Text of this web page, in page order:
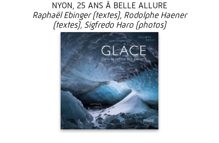
NYON, 25 ANS À BELLE ALLURE
Raphaël Ebinger (textes), Rodolphe Haener
(textes), Sigfredo Haro (photos)
27 €